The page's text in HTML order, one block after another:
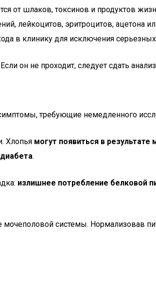
от шлаков, токсинов и продуктов
лейкоцитов, эритроцитов, ацетона
в клинику для исключения
он не проходит, следует сдать
требующие немедленного
Хлопья могут появиться в
.
излишнее потребление белковой
мочеполовой системы. Нормализовав